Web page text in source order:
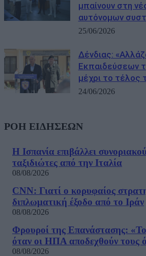
μπαίνουν στη
αυτόνομων
25/06/2026
Δένδιας:
Εκπαιδεύσεων
μέχρι το τέλος
24/06/2026
ΡΟΗ ΕΙΔΗΣΕΩΝ
Η Ισπανία επιβάλλει
ταξιδιώτες από την Ιταλία
08/08/2026
CNN: Γιατί ο κορυφαίος
διπλωματική έξοδο από το Ιράν
08/08/2026
Φρουροί της Επανάστασης:
όταν οι ΗΠΑ αποδεχθούν τους
08/08/2026